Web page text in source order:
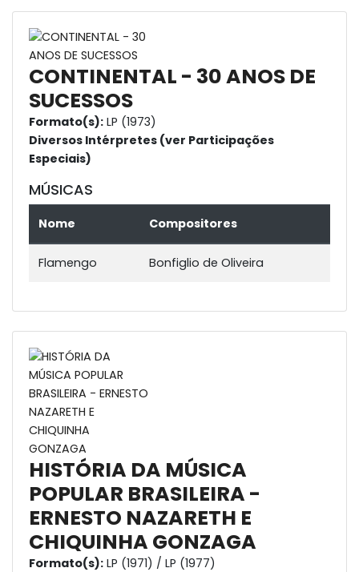
CONTINENTAL - 30 ANOS DE
SUCESSOS
Formato(s): LP (1973)
Diversos Intérpretes (ver Participações
Especiais)
MÚSICAS
Nome Compositores
Flamengo Bonfiglio de Oliveira
HISTÓRIA DA MÚSICA
POPULAR BRASILEIRA -
ERNESTO NAZARETH E
CHIQUINHA GONZAGA
Formato(s): LP (1971) / LP (1977)